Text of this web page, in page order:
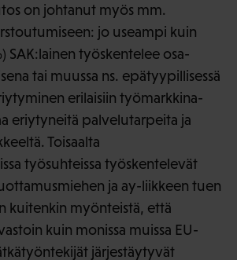
on johtanut myös mm.
jo useampi kuin
SAK:lainen työskentelee osa-
tai muussa ns. epätyypillisessä
erilaisiin työmarkkina-
eriytyneitä palvelutarpeita ja
Toisaalta
työsuhteissa työskentelevät
ja ay-liikkeen tuen
kuitenkin myönteistä, että
kuin monissa muissa EU-
järjestäytyvät